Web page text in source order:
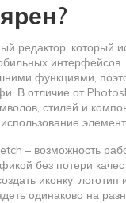
редактор, который
функциями,
В отличие от
стилей и
– возможность
без потери
иконку, логотип
одинаково на